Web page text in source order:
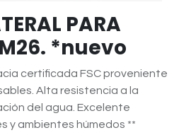
PARA
*nuevo
certificada FSC proveniente
Alta resistencia a la
del agua. Excelente
y ambientes húmedos **